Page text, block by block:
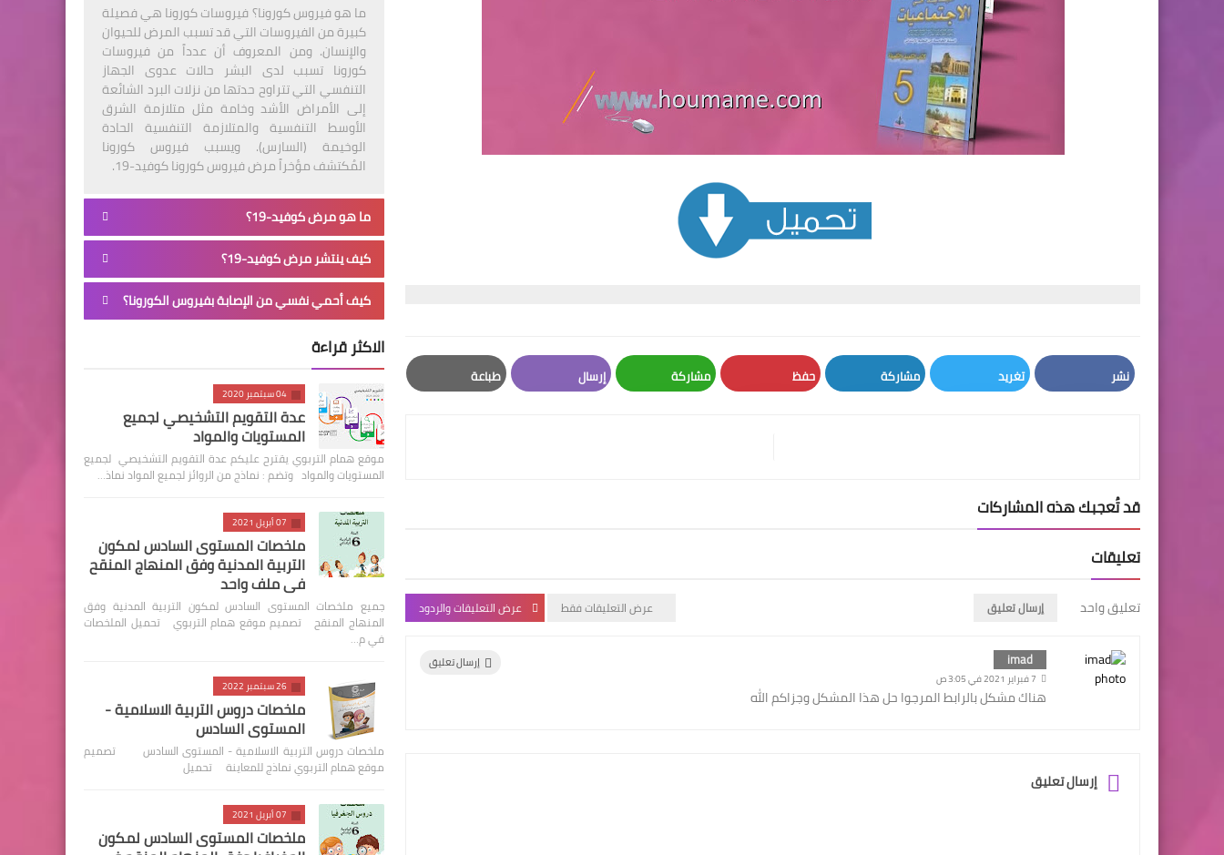
نشر تغريد مشاركة حفظ مشاركة إرسال طباعة
قد تُعجبك هذه المشاركات
تعليقات
تعليق واحد إرسال تعليق عرض التعليقات فقط عرض التعليقات والردود
imad
7 فبراير 2021 في 3:05 ص
هناك مشكل بالرابط المرجوا حل هذا المشكل وجزاكم الله
إرسال تعليق
إرسال تعليق
ما هو فيروس كورونا؟ فيروسات كورونا هي فصيلة
كبيرة من الفيروسات التي قد تسبب المرض للحيوان
والإنسان. ومن المعروف أن عدداً من فيروسات
كورونا تسبب لدى البشر حالات عدوى الجهاز
التنفسي التي تتراوح حدتها من نزلات البرد الشائعة
إلى الأمراض الأشد وخامة مثل متلازمة الشرق
الأوسط التنفسية والمتلازمة التنفسية الحادة
الوخيمة (السارس). ويسبب فيروس كورونا
المُكتشف مؤخراً مرض فيروس كورونا كوفيد-19.
ما هو مرض كوفيد-19؟
كيف ينتشر مرض كوفيد-19؟
كيف أحمي نفسي من الإصابة بفيروس الكورونا؟
الاكثر قراءة
04 سبتمبر 2020
عدة التقويم التشخيصي لجميع
المستويات والمواد
موقع همام التربوي يقترح عليكم عدة التقويم التشخيصي لجميع
المستويات والمواد وتضم : نماذج من الروائز لجميع المواد نماذ…
07 أبريل 2021
ملخصات المستوى السادس لمكون
التربية المدنية وفق المنهاج المنقح
في ملف واحد
جميع ملخصات المستوى السادس لمكون التربية المدنية وفق
المنهاج المنقح تصميم موقع همام التربوي تحميل الملخصات
في م…
26 سبتمبر 2022
ملخصات دروس التربية الاسلامية -
المستوى السادس
ملخصات دروس التربية الاسلامية - المستوى السادس تصميم
موقع همام التربوي نماذج للمعاينة تحميل
07 أبريل 2021
ملخصات المستوى السادس لمكون